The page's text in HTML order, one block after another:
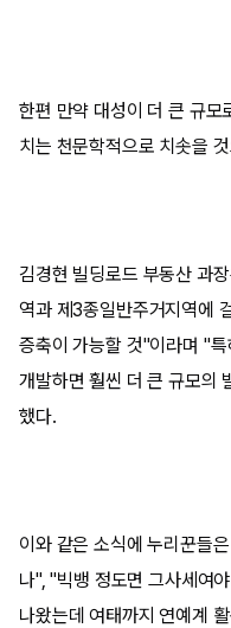
한편 만약 대성이 더 큰 규모
치는 천문학적으로 치솟을
김경현 빌딩로드 부동산 과
역과 제3종일반주거지역에
증축이 가능할 것"이라며 "
개발하면 훨씬 더 큰 규모의
했다.
이와 같은 소식에 누리꾼들
나", "빅뱅 정도면 그사세여
나왔는데 여태까지 연예계